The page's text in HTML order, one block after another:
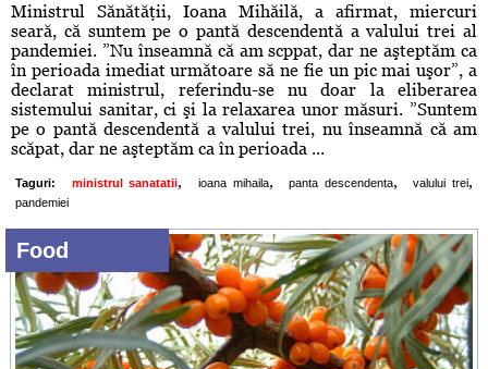
Ministrul Sănătăţii, Ioana Mihăilă, a afirmat, miercuri
seară, că suntem pe o pantă descendentă a valului trei al
pandemiei. ”Nu înseamnă că am scppat, dar ne aşteptăm ca
în perioada imediat următoare să ne fie un pic mai uşor”, a
declarat ministrul, referindu-se nu doar la eliberarea
sistemului sanitar, ci şi la relaxarea unor măsuri. ”Suntem
pe o pantă descendentă a valului trei, nu înseamnă că am
scăpat, dar ne aşteptăm ca în perioada ...
Taguri: ministrul sanatatii, ioana mihaila, panta descendenta, valului trei,
pandemiei
Food